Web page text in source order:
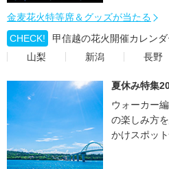
金麦花火特等席＆グッズが当たる
CHECK!
甲信越の花火開催カレンダ
山梨
新潟 長野
夏休み特集
ウォーカー
の楽しみ方
かけスポッ